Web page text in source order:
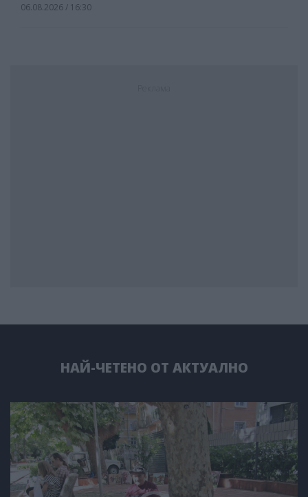
06.08.2026 / 16:30
НАЙ-ЧЕТЕНО ОТ АКТУАЛНО